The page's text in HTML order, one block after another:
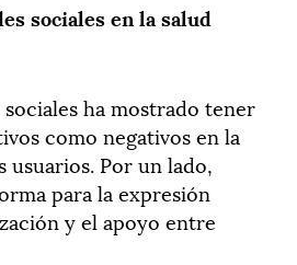
sociales en la salud
sociales ha mostrado tener
como negativos en la
usuarios. Por un lado,
para la expresión
y el apoyo entre